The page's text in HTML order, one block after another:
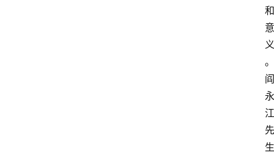
和
意
义
。
阎
永
江
先
生